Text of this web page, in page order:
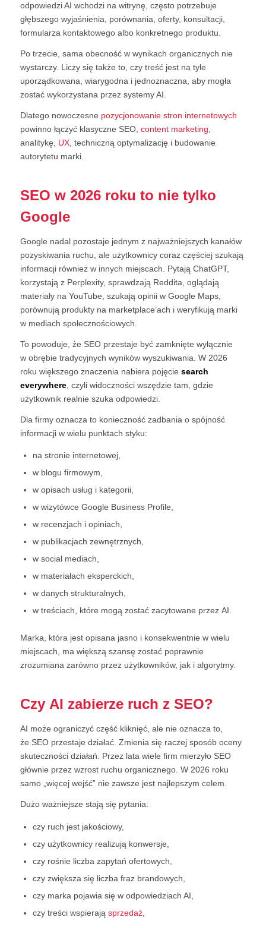
odpowiedzi AI wchodzi na witrynę, często potrzebuje
głębszego wyjaśnienia, porównania, oferty, konsultacji,
formularza kontaktowego albo konkretnego produktu.
Po trzecie, sama obecność w wynikach organicznych nie
wystarczy. Liczy się także to, czy treść jest na tyle
uporządkowana, wiarygodna i jednoznaczna, aby mogła
zostać wykorzystana przez systemy AI.
Dlatego nowoczesne pozycjonowanie stron internetowych
powinno łączyć klasyczne SEO, content marketing
analitykę, UX, techniczną optymalizację i budowanie
autorytetu marki.
SEO w 2026 roku to nie tylko
Google
Google nadal pozostaje jednym z najważniejszych kanałów
pozyskiwania ruchu, ale użytkownicy coraz częściej szukają
informacji również w innych miejscach. Pytają ChatGPT,
korzystają z Perplexity, sprawdzają Reddita, oglądają
materiały na YouTube, szukają opinii w Google Maps,
porównują produkty na marketplace’ach i weryfikują marki
w mediach społecznościowych.
To powoduje, że SEO przestaje być zamknięte wyłącznie
w obrębie tradycyjnych wyników wyszukiwania. W 2026
roku większego znaczenia nabiera pojęcie search
everywhere, czyli widoczności wszędzie tam, gdzie
użytkownik realnie szuka odpowiedzi.
Dla firmy oznacza to konieczność zadbania o spójność
informacji w wielu punktach styku:
na stronie internetowej,
w blogu firmowym,
w opisach usług i kategorii,
w wizytówce Google Business Profile,
w recenzjach i opiniach,
w publikacjach zewnętrznych,
w social mediach,
w materiałach eksperckich,
w danych strukturalnych,
w treściach, które mogą zostać zacytowane przez AI.
Marka, która jest opisana jasno i konsekwentnie w wielu
miejscach, ma większą szansę zostać poprawnie
zrozumiana zarówno przez użytkowników, jak i algorytmy.
Czy AI zabierze ruch z SEO?
AI może ograniczyć część kliknięć, ale nie oznacza to,
że SEO przestaje działać. Zmienia się raczej sposób oceny
skuteczności działań. Przez lata wiele firm mierzyło SEO
głównie przez wzrost ruchu organicznego. W 2026 roku
samo „więcej wejść” nie zawsze jest najlepszym celem.
Dużo ważniejsze stają się pytania:
czy ruch jest jakościowy,
czy użytkownicy realizują konwersje,
czy rośnie liczba zapytań ofertowych,
czy zwiększa się liczba fraz brandowych,
czy marka pojawia się w odpowiedziach AI,
czy treści wspierają sprzedaż,